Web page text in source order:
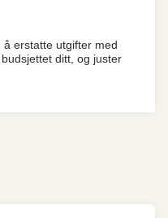
erstatte utgifter med
ditt, og juster